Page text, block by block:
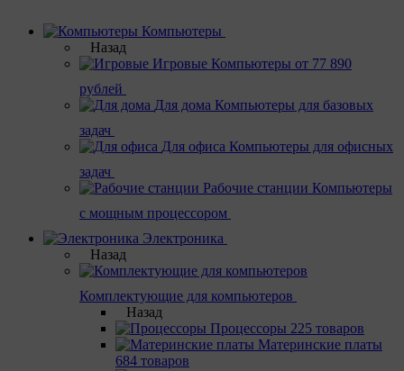
Компьютеры
Назад
Игровые Компьютеры от 77 890
рублей
Для дома Компьютеры для базовых
задач
Для офиса Компьютеры для офисных
задач
Рабочие станции Компьютеры
с мощным процессором
Электроника
Назад
Комплектующие для компьютеров
Назад
Процессоры 225 товаров
Материнcкие платы
684 товаров